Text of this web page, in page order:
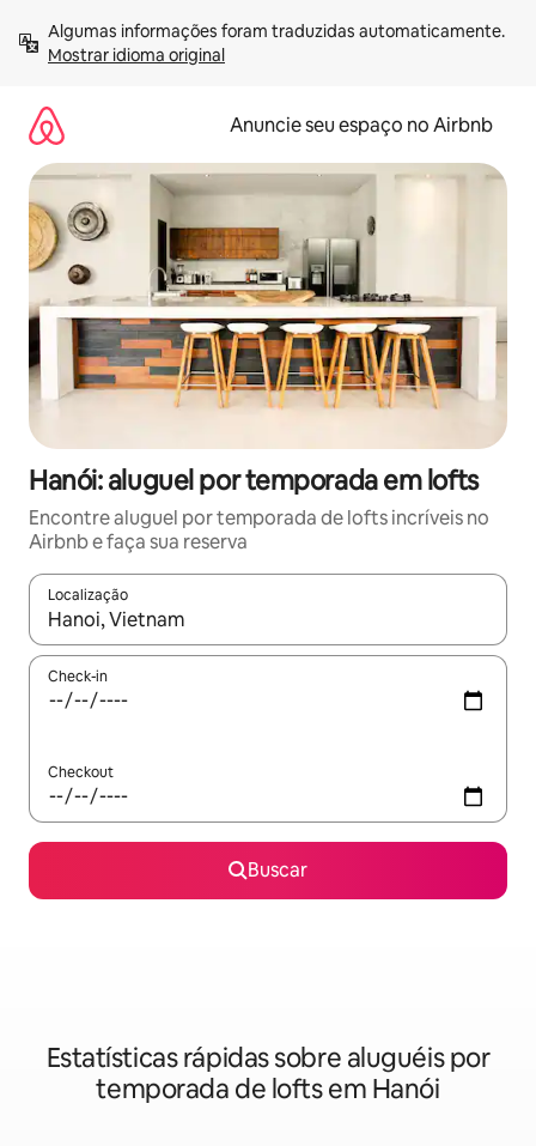
para
Mostrar idioma original
Anuncie seu espaço no Airbnb
Hanói: aluguel por temporada em lofts
Encontre aluguel por temporada de lofts incríveis no
Airbnb e faça sua reserva
Localização
Quando os resultados estiverem disponíveis, explore-os
Check-in
Checkout
Buscar
Estatísticas rápidas sobre aluguéis por
temporada de lofts em Hanói